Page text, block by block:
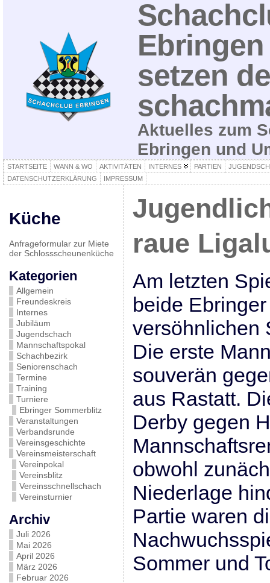
setzen
Aktuelles zum
Ebringen und
STARTSEITE WANN & WO AKTIVITÄTEN INTERNES PARTIEN
DATENSCHUTZERKLÄRUNG
IMPRESSUM
Küche
Anfrageformular zur Miete
der Schlossscheunenküche
Kategorien
Allgemein
Freundeskreis
Internes
Jubiläum
Jugendschach
Mannschaftspokal
Schachbezirk
Seniorenschach
Termine
Training
Turniere
Ebringer Sommerblitz
Veranstaltungen
Verbandsrunde
Vereinsgeschichte
Vereinsmeisterschaft
Vereinpokal
Vereinsblitz
Vereinsschnellschach
Vereinsturnier
Archiv
Juli 2026
Mai 2026
April 2026
März 2026
Februar 2026
raue
Am letzten
beide
versöhnlichen
Die erste
souverän
aus Rastatt.
Derby gegen
obwohl
Niederlage
Partie waren
Sommer und